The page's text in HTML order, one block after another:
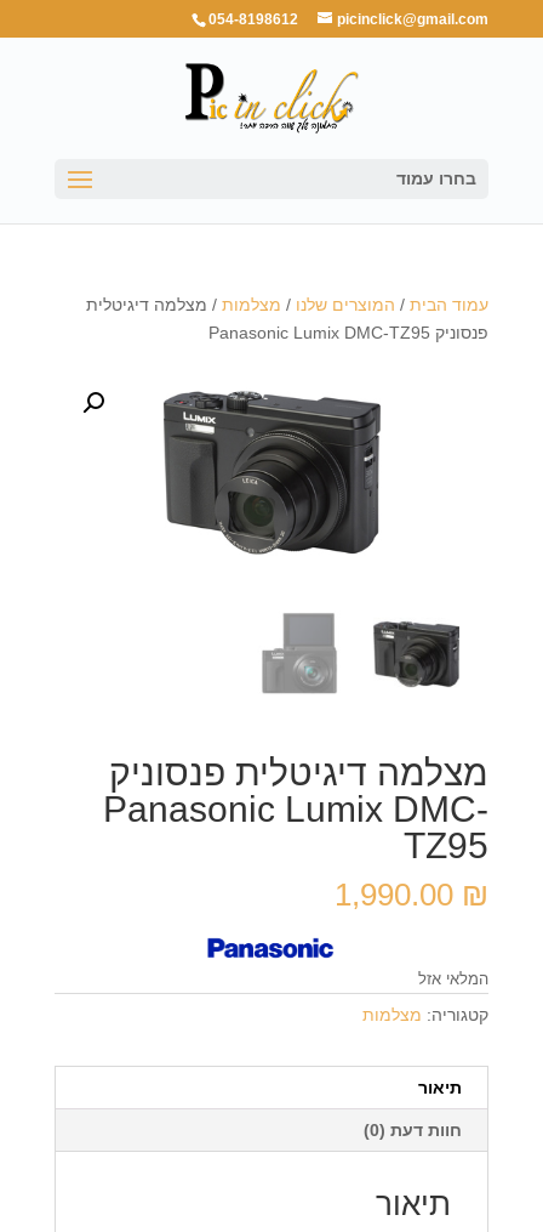
054-8198612 picinclick@gmail.com
בחרו עמוד
עמוד הבית/ המוצרים שלנו / מצלמות/ מצלמה דיגיטלית
פנסוניק Panasonic Lumix DMC-TZ95
מצלמה דיגיטלית פנסוניק
Panasonic Lumix DMC-
TZ95
1,990.00 ₪
המלאי אזל
קטגוריה: מצלמות
תיאור
חוות דעת (0)
תיאור